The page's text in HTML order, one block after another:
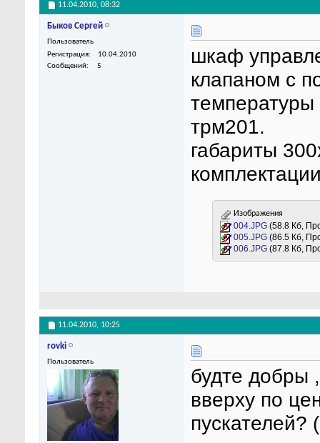
11.04.2010, 08:32
Быков Сергей
Пользователь
Регистрация
10.04.2010
Сообщений
5
шкаф
клапаном с
температуры
трм201.
габариты
Изображения
004.JPG (58.8 Кб,
005.JPG (86.5 Кб,
006.JPG (87.8 Кб,
11.04.2010, 10:25
rovki
Пользователь
будте добры
вверху по